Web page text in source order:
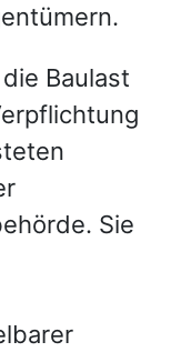
Baulast
Sie